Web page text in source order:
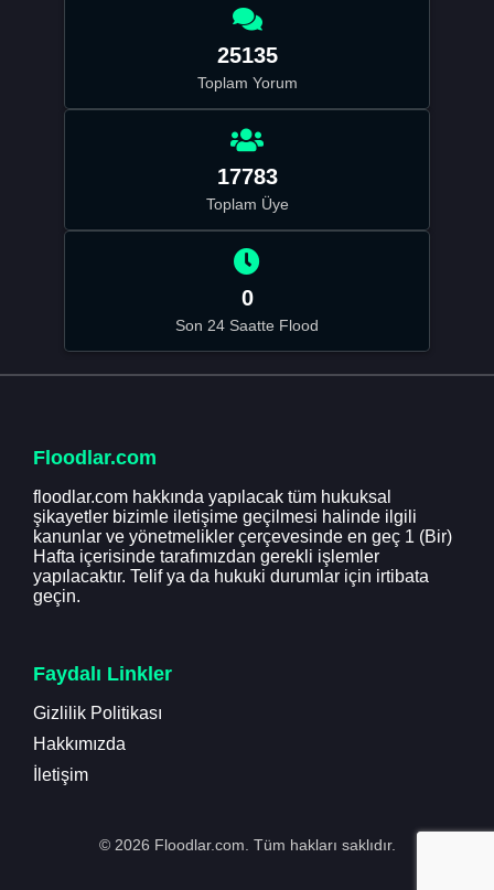
25135
Toplam Yorum
17783
Toplam Üye
0
Son 24 Saatte Flood
Floodlar.com
floodlar.com hakkında yapılacak tüm hukuksal
şikayetler bizimle iletişime geçilmesi halinde ilgili
kanunlar ve yönetmelikler çerçevesinde en geç 1 (Bir)
Hafta içerisinde tarafımızdan gerekli işlemler
yapılacaktır. Telif ya da hukuki durumlar için irtibata
geçin.
Faydalı Linkler
Gizlilik Politikası
Hakkımızda
İletişim
© 2026 Floodlar.com. Tüm hakları saklıdır.